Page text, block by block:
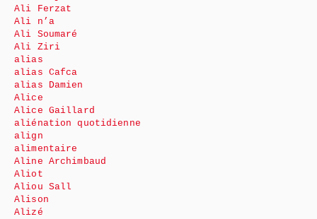
Ali Ferzat
Ali n’a
Ali Soumaré
Ali Ziri
alias
alias Cafca
alias Damien
Alice
Alice Gaillard
aliénation quotidienne
align
alimentaire
Aline Archimbaud
Aliot
Aliou Sall
Alison
Alizé